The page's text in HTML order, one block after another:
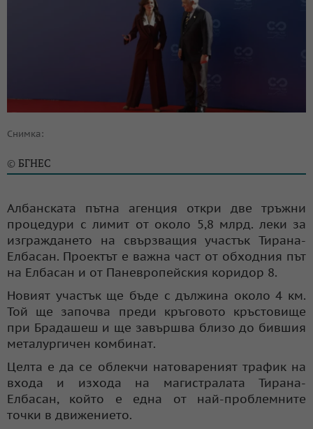
Снимка:
© БГНЕС
Албанската пътна агенция откри две тръжни
процедури с лимит от около 5,8 млрд. леки за
изграждането на свързващия участък Тирана-
Елбасан. Проектът е важна част от обходния път
на Елбасан и от Паневропейския коридор 8.
Новият участък ще бъде с дължина около 4 км.
Той ще започва преди кръговото кръстовище
при Брадашеш и ще завършва близо до бившия
металургичен комбинат.
Целта е да се облекчи натовареният трафик на
входа и изхода на магистралата Тирана-
Елбасан, който е една от най-проблемните
точки в движението.